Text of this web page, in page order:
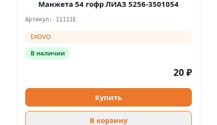
Манжета 54 гофр ЛИАЗ 5256-3501054
Артикул: 11111E
EXOVO
В наличии
20 ₽
Купить
В корзину